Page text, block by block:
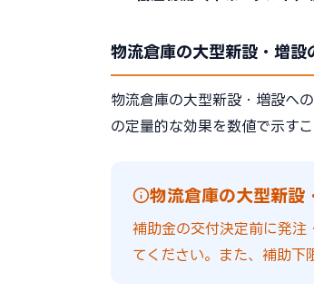
物流倉庫の大型新設・増設
物流倉庫の大型新設・増設へ
の定量的な効果を数値で示す
物流倉庫の大型新設
補助金の交付決定前に発注
てください。また、補助下